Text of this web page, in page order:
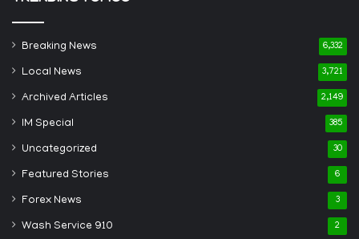
Breaking News 6,332
Local News 3,721
Archived Articles 2,149
IM Special 385
Uncategorized 30
Featured Stories 6
Forex News 3
Wash Service 910 2